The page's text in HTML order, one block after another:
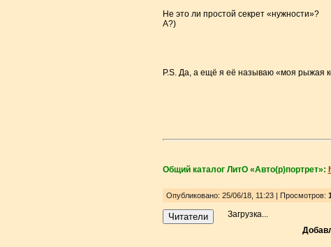
Не это ли простой секрет «нужности»?
А?)
P.S. Да, а ещё я её называю «моя рыжая
Общий каталог ЛитО «Авто(р)портрет»:
Опубликовано: 25/06/18, 11:23 | Просмотров:
Читатели
Загрузка...